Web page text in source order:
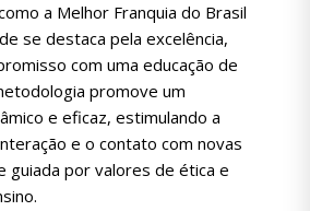
a Melhor Franquia do Brasil
se destaca pela excelência,
com uma educação de
promove um
e eficaz, estimulando a
e o contato com novas
guiada por valores de ética e